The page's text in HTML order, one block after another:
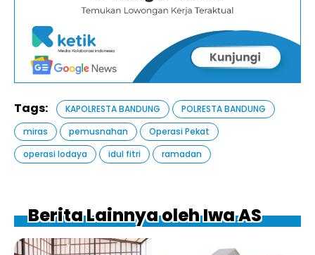
Tags: KAPOLRESTA BANDUNG
POLRESTA BANDUNG
miras
pemusnahan
Operasi Pekat
operasi lodaya
idul fitri ramadan
Berita Lainnya oleh Iwa AS